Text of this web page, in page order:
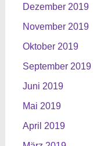
Dezember 2019
November 2019
Oktober 2019
September 2019
Juni 2019
Mai 2019
April 2019